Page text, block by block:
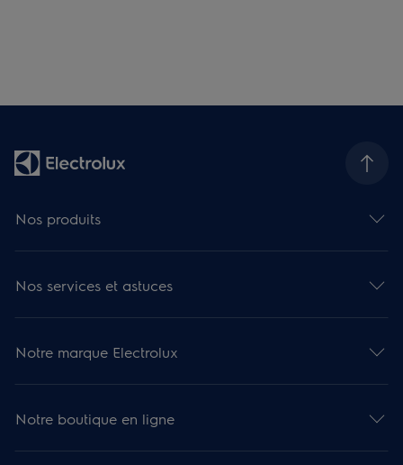
Nos produits
Nos services et astuces
Notre marque Electrolux
Notre boutique en ligne